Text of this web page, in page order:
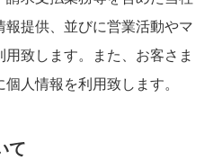
提供、並びに営業活動やマ
致します。また、お客さま
人情報を利用致します。
て